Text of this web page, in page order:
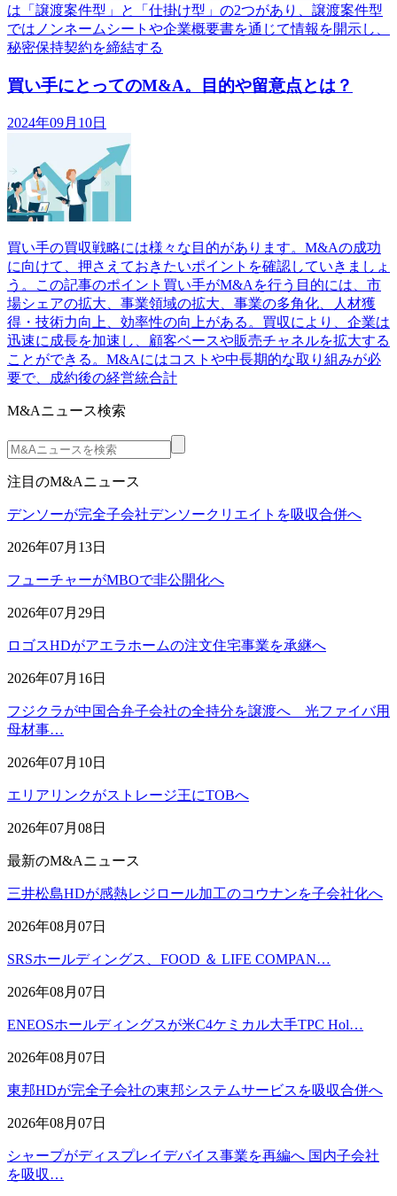
は「譲渡案件型」と「仕掛け型」の2つがあり、譲渡案件型
ではノンネームシートや企業概要書を通じて情報を開示し、
秘密保持契約を締結する
買い手にとってのM&A。目的や留意点とは？
2024年09月10日
買い手の買収戦略には様々な目的があります。M&Aの成功
に向けて、押さえておきたいポイントを確認していきましょ
う。この記事のポイント買い手がM&Aを行う目的には、市
場シェアの拡大、事業領域の拡大、事業の多角化、人材獲
得・技術力向上、効率性の向上がある。買収により、企業は
迅速に成長を加速し、顧客ベースや販売チャネルを拡大する
ことができる。M&Aにはコストや中長期的な取り組みが必
要で、成約後の経営統合計
M&Aニュース検索
注目のM&Aニュース
デンソーが完全子会社デンソークリエイトを吸収合併へ
2026年07月13日
フューチャーがMBOで非公開化へ
2026年07月29日
ロゴスHDがアエラホームの注文住宅事業を承継へ
2026年07月16日
フジクラが中国合弁子会社の全持分を譲渡へ 光ファイバ用
母材事…
2026年07月10日
エリアリンクがストレージ王にTOBへ
2026年07月08日
最新のM&Aニュース
三井松島HDが感熱レジロール加工のコウナンを子会社化へ
2026年08月07日
SRSホールディングス、FOOD ＆ LIFE COMPAN…
2026年08月07日
ENEOSホールディングスが米C4ケミカル大手TPC Hol…
2026年08月07日
東邦HDが完全子会社の東邦システムサービスを吸収合併へ
2026年08月07日
シャープがディスプレイデバイス事業を再編へ 国内子会社
を吸収…